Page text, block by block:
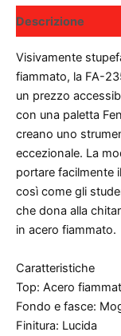
Descrizione
Visivamente
fiammato, la FA-
un prezzo
con una paletta
creano uno
eccezionale. La
portare facilmente
così come gli
che dona alla
in acero fiammato.
Caratteristiche
Top: Acero
Fondo e fasce:
Finitura: Lucida